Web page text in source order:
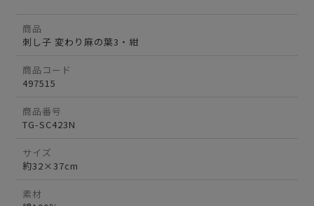
商品
刺し子 変わり麻の葉3・紺
商品コード
497515
商品番号
TG-SC423N
サイズ
約32×37cm
素材